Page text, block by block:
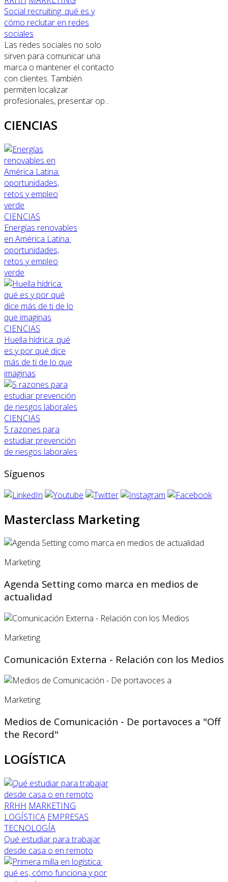
Social recruiting: qué es y
cómo reclutar en redes
sociales
Las redes sociales no solo
sirven para comunicar una
marca o mantener el contacto
con clientes. También
permiten localizar
profesionales, presentar op...
CIENCIAS
CIENCIAS
Energías renovables
en América Latina:
oportunidades,
retos y empleo
verde
CIENCIAS
Huella hídrica: qué
es y por qué dice
más de ti de lo que
imaginas
CIENCIAS
5 razones para
estudiar prevención
de riesgos laborales
Síguenos
Masterclass Marketing
Marketing
Agenda Setting como marca en medios de
actualidad
Marketing
Comunicación Externa - Relación con los Medios
Marketing
Medios de Comunicación - De portavoces a "Off
the Record"
LOGÍSTICA
RRHH MARKETING
LOGÍSTICA EMPRESAS
TECNOLOGÍA
Qué estudiar para trabajar
desde casa o en remoto